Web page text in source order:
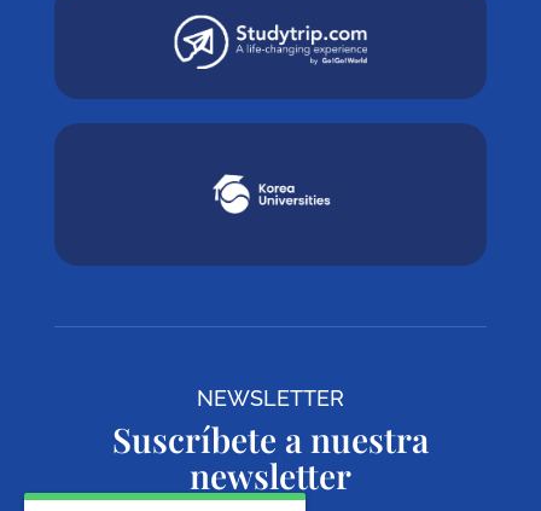
NEWSLETTER
Suscríbete a nuestra
newsletter